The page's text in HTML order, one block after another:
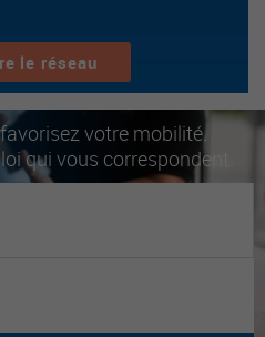
le réseau
votre mobilité.
qui vous correspondent.